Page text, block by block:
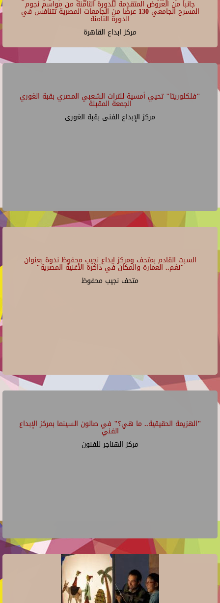
جانبا من العروض المتقدمة للدورة الثامنة من مواسم نجوم
المسرح الجامعي 130 عرضًا من الجامعات المصرية تتنافس في
الدورة الثامنة
مركز ابداع القاهرة
"فلكلوريتا" تحيي أمسية للتراث الشعبي المصري بقبة الغوري
الجمعة المقبلة
مركز الإبداع الفنى بقبة الغورى
السبت القادم بمتحف ومركز إبداع نجيب محفوظ ندوة بعنوان
"نغم.. العمارة والمكان في ذاكرة الأغنية المصرية"
متحف نجيب محفوظ
"الهزيمة الحقيقية.. ما هي؟" في صالون السينما بمركز الإبداع
الفني
مركز الهناجر للفنون